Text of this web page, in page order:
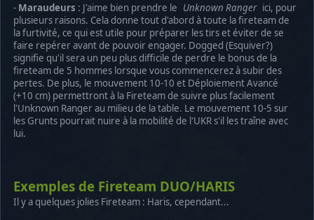
- Maraudeurs : J'aime bien prendre le Unknown Ranger ici, pour
plusieurs raisons. Cela donne tout d'abord à toute la fireteam de
la furtivité, ce qui est utile pour préparer les tirs et éviter de se
faire repérer avant de pouvoir engager. Dogged (Esquiver?)
signifie qu'il sera un peu plus difficile de perdre le bonus de la
fireteam de 5 hommes lorsque vous commencerez à subir des
pertes. De plus, le mouvement 10-10 et Déploiement Avancé
(+10 cm) permettront à la Fireteam de suivre plus facilement
l'Unknown Ranger au milieu de la table. Le mouvement 10-5 sur
les Grunts pourrait nuire à la mobilité de l'UKR s'il les traîne avec
lui.
Exemples de Fireteam DUO/HARIS
Il y a quelques jolies Fireteam : Haris, cependant...